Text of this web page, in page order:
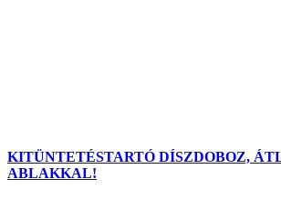
KITÜNTETÉSTARTÓ DÍSZDOBOZ,
ABLAKKAL!